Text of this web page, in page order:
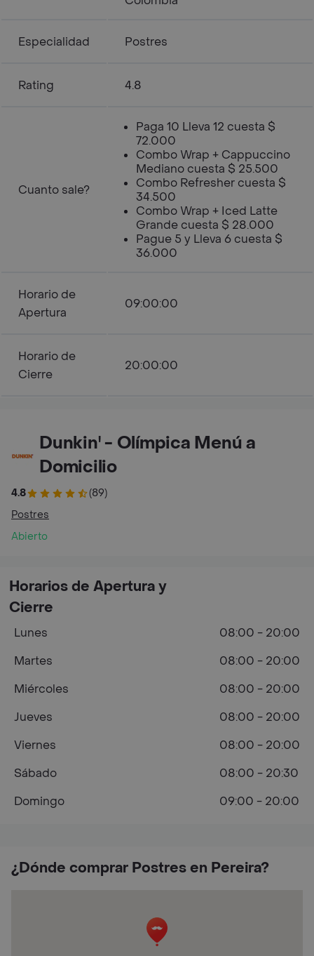
Especialidad Postres
Rating 4.8
Cuanto sale?
Paga 10 Lleva 12 cuesta $
72.000
Combo Wrap + Cappuccino
Mediano cuesta $ 25.500
Combo Refresher cuesta $
34.500
Combo Wrap + Iced Latte
Grande cuesta $ 28.000
Pague 5 y Lleva 6 cuesta $
36.000
Horario de
Apertura
09:00:00
Horario de
Cierre
20:00:00
Dunkin' - Olímpica Menú a
Domicilio
4.8
(89)
Postres
Abierto
¿Dónde comprar Postres en Pereira?
Horarios de Apertura y
Cierre
Lunes
08:00 - 20:00
Martes
08:00 - 20:00
Miércoles
08:00 - 20:00
Jueves
08:00 - 20:00
Viernes
08:00 - 20:00
Sábado
08:00 - 20:30
Domingo
09:00 - 20:00